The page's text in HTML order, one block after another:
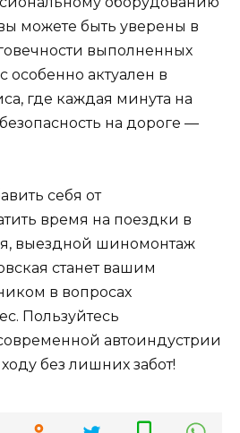
можете быть уверены в
выполненных
особенно актуален в
где каждая минута на
на дороге —
себя от
время на поездки в
выездной шиномонтаж
станет вашим
в вопросах
Пользуйтесь
автоиндустрии
без лишних забот!